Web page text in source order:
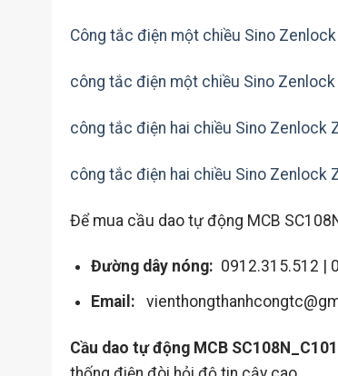
Công tắc điện một chiều Sino
công tắc điện một chiều Sino
công tắc điện hai chiều Sino Zenlock
công tắc điện hai chiều Sino Zenlock
Để mua cầu dao tự động MCB
Đường dây nóng: 0912.315.512 |
Email:
Cầu dao tự động MCB